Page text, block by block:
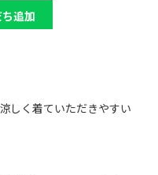
追加
しく着ていただきやすい